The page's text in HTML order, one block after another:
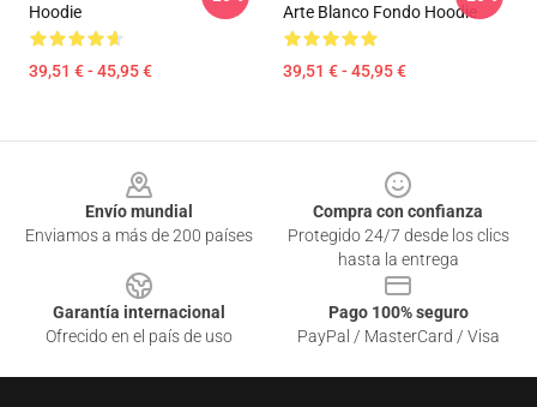
Hoodie
39,51 € - 45,95 €
Arte Blanco Fondo Hoodie
39,51 € - 45,95 €
Envío mundial
Enviamos a más de 200 países
Compra con confianza
Protegido 24/7 desde los clics
hasta la entrega
Garantía internacional
Ofrecido en el país de uso
Pago 100% seguro
PayPal / MasterCard / Visa